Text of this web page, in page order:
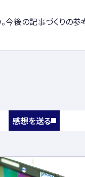
今後の記事づくりの
感想を送る